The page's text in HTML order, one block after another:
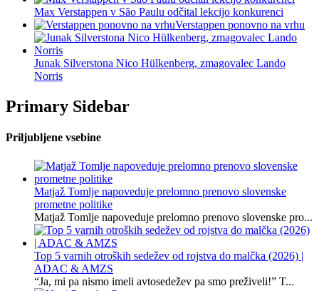
Max Verstappen v São Paulu odčital lekcijo konkurenci
Verstappen ponovno na vrhu
Junak Silverstona Nico Hülkenberg, zmagovalec Lando
Norris
Primary Sidebar
Priljubljene vsebine
Matjaž Tomlje napoveduje prelomno prenovo slovenske
prometne politike
Matjaž Tomlje napoveduje prelomno prenovo slovenske pro...
Top 5 varnih otroških sedežev od rojstva do malčka (2026) |
ADAC & AMZS
“Ja, mi pa nismo imeli avtosedežev pa smo preživeli!” T...